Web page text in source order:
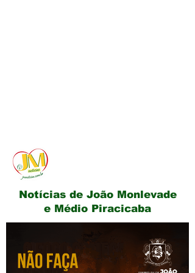
Notícias de João Monlevade
e Médio Piracicaba